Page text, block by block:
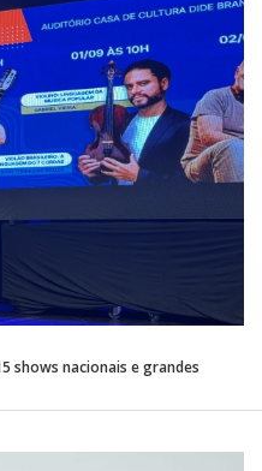
shows nacionais e grandes